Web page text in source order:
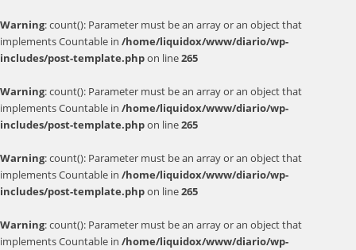
Warning: count(): Parameter must be an array or an object that
implements Countable in /home/liquidox/www/diario/wp-
includes/post-template.phpon line265
Warning: count(): Parameter must be an array or an object that
implements Countable in /home/liquidox/www/diario/wp-
includes/post-template.phpon line265
Warning: count(): Parameter must be an array or an object that
implements Countable in /home/liquidox/www/diario/wp-
includes/post-template.phpon line265
Warning: count(): Parameter must be an array or an object that
implements Countable in /home/liquidox/www/diario/wp-